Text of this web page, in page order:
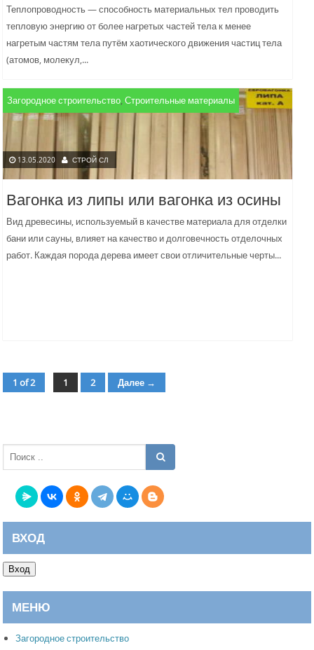
Теплопроводность — способность материальных тел проводить
тепловую энергию от более нагретых частей тела к менее
нагретым частям тела путём хаотического движения частиц тела
(атомов, молекул,...
Загородное строительство,Строительные материалы
13.05.2020 СТРОЙ СЛ
Вагонка из липы или вагонка из осины
Вид древесины, используемый в качестве материала для отделки
бани или сауны, влияет на качество и долговечность отделочных
работ. Каждая порода дерева имеет свои отличительные черты...
1 of 2 страница
1 страница
2 Далее →
ВХОД
Вход
МЕНЮ
Загородное строительство